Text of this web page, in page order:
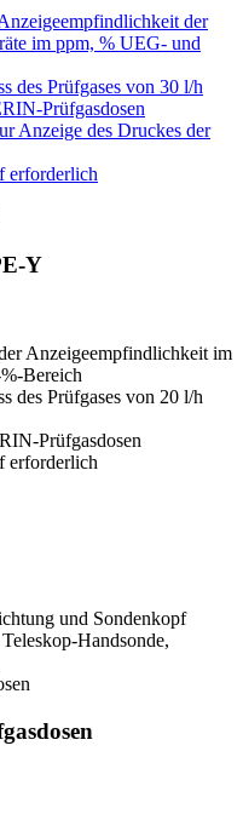
der
im ppm, % UEG- und
des Prüfgases von 30 l/h
Prüfgasdosen
Anzeige des Druckes der
erforderlich
Y
Anzeigeempfindlichkeit im
Bereich
des Prüfgases von 20 l/h
Prüfgasdosen
erforderlich
und Sondenkopf
Handsonde,